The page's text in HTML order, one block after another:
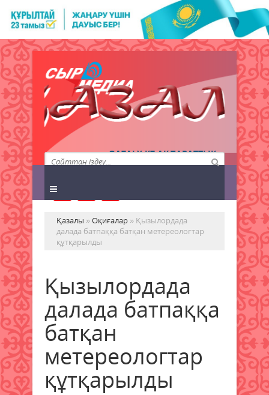
QAZALY.KZ АҚПАРАТТЫҚ
АГЕНТТІГІ
Қазалы »Оқиғалар » Қызылордада
далада батпаққа батқан метереологтар
құтқарылды
Қызылордада
далада батпаққа
батқан
метереологтар
құтқарылды